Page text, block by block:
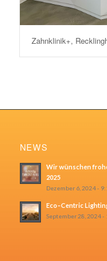
Zahnklinik+,
NEWS
Wir wünschen
2025
Dezember 6, 2024 -
Eco–Centric
September 28, 2024 -